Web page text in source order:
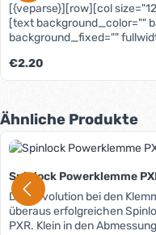
[{veparse}][row][col
[text background_color=""
background_fixed=""
Strecker- und Trimm-Leine
zeichnet sie sich durch
hervorragenden Grip. Die
Kern-Mantel-
so weich wie
dort, wo geringes Gewicht
Bedeutung sind. Lieferbare Farben: Rot Dunkelblau In
unserem Blog erfahren Sie
und Pflege von Tauwerk.
Regulärer Preis:
€2.20
Produktgalerie überspringen
Ähnliche Produkte
Spinlock Powerklemme
Die Revolution bei den
überaus erfolgreichen
PXR. Klein in den Abmessungen und simpel im mechanischen